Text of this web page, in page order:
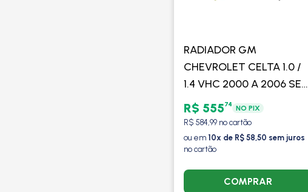
RADIADOR GM
CHEVROLET CELTA 1.0 /
1.4 VHC 2000 A 2006 SEM
AR COM RESERVATORIO -
VALEO
R$ 55574 NO PIX
R$ 584,99 no cartão
ou em 10x de R$ 58,50 sem juros
no cartão
COMPRAR